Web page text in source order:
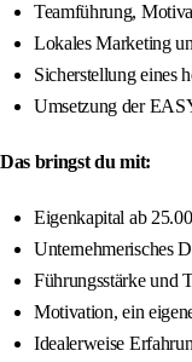
Teamführung,
Lokales Marketing
Sicherstellung eines
Umsetzung der
Das bringst du mit:
Eigenkapital ab
Unternehmerisches
Führungsstärke und
Motivation, ein
Idealerweise